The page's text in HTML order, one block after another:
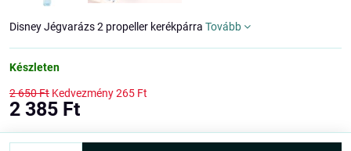
Disney Jégvarázs 2 propeller kerékpárra Tovább
Készleten
2 650 Ft Kedvezmény265 Ft
2 385 Ft